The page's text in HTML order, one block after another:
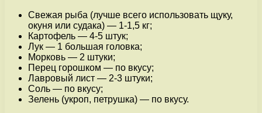
Свежая рыба (лучше всего использовать щуку,
окуня или судака) — 1-1,5 кг;
Картофель — 4-5 штук;
Лук — 1 большая головка;
Морковь — 2 штуки;
Перец горошком — по вкусу;
Лавровый лист — 2-3 штуки;
Соль — по вкусу;
Зелень (укроп, петрушка) — по вкусу.